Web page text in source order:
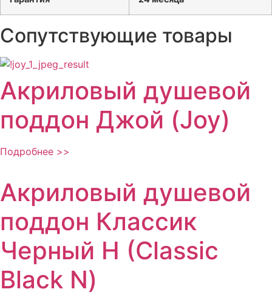
Сопутствующие товары
Акриловый душевой
поддон Джой (Joy)
Подробнее >>
Акриловый душевой
поддон Классик
Черный Н (Classic
Black N)